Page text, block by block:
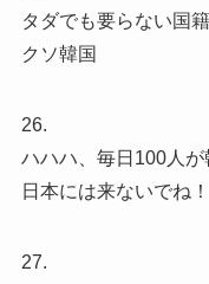
タダでも要らない国籍
クソ韓国
26.
ハハハ、毎日100人が
日本には来ないでね！
27.